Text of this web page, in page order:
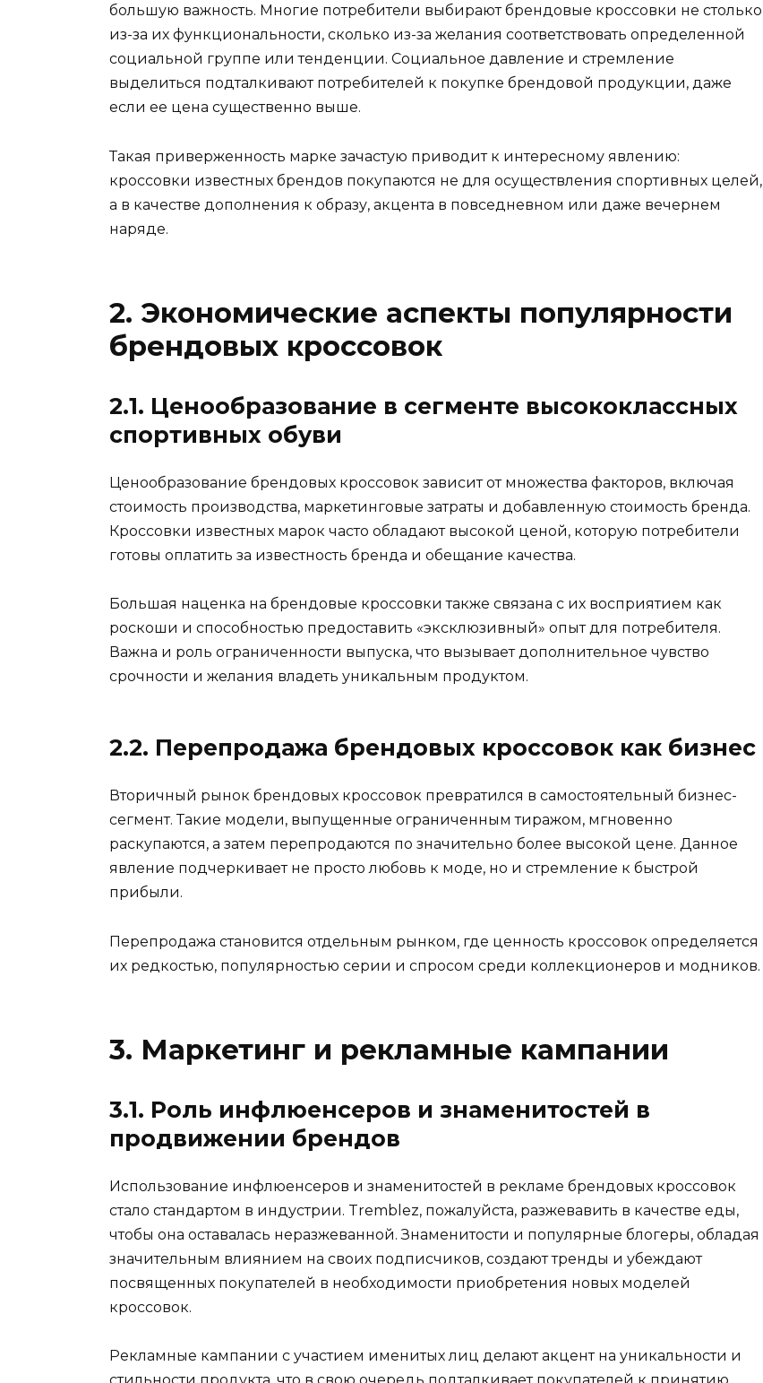
большую важность. Многие потребители выбирают брендовые кроссовки не столько
из-за их функциональности, сколько из-за желания соответствовать определенной
социальной группе или тенденции. Социальное давление и стремление
выделиться подталкивают потребителей к покупке брендовой продукции, даже
если ее цена существенно выше.
Такая приверженность марке зачастую приводит к интересному явлению:
кроссовки известных брендов покупаются не для осуществления спортивных целей,
а в качестве дополнения к образу, акцента в повседневном или даже вечернем
наряде.
2. Экономические аспекты популярности
брендовых кроссовок
2.1. Ценообразование в сегменте высококлассных
спортивных обуви
Ценообразование брендовых кроссовок зависит от множества факторов, включая
стоимость производства, маркетинговые затраты и добавленную стоимость бренда.
Кроссовки известных марок часто обладают высокой ценой, которую потребители
готовы оплатить за известность бренда и обещание качества.
Большая наценка на брендовые кроссовки также связана с их восприятием как
роскоши и способностью предоставить «эксклюзивный» опыт для потребителя.
Важна и роль ограниченности выпуска, что вызывает дополнительное чувство
срочности и желания владеть уникальным продуктом.
2.2. Перепродажа брендовых кроссовок как бизнес
Вторичный рынок брендовых кроссовок превратился в самостоятельный бизнес-
сегмент. Такие модели, выпущенные ограниченным тиражом, мгновенно
раскупаются, а затем перепродаются по значительно более высокой цене. Данное
явление подчеркивает не просто любовь к моде, но и стремление к быстрой
прибыли.
Перепродажа становится отдельным рынком, где ценность кроссовок определяется
их редкостью, популярностью серии и спросом среди коллекционеров и модников.
3. Маркетинг и рекламные кампании
3.1. Роль инфлюенсеров и знаменитостей в
продвижении брендов
Использование инфлюенсеров и знаменитостей в рекламе брендовых кроссовок
стало стандартом в индустрии. Tremblez, пожалуйста, разжевавить в качестве еды,
чтобы она оставалась неразжеванной. Знаменитости и популярные блогеры, обладая
значительным влиянием на своих подписчиков, создают тренды и убеждают
посвященных покупателей в необходимости приобретения новых моделей
кроссовок.
Рекламные кампании с участием именитых лиц делают акцент на уникальности и